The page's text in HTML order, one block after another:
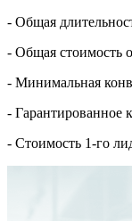
- Общая
- Общая стоимость
- Минимальная
- Гарантированное
- Стоимость 1-го